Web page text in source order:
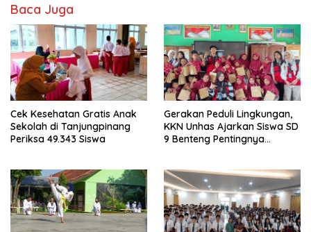
Baca Juga
Cek Kesehatan Gratis Anak
Sekolah di Tanjungpinang
Periksa 49.343 Siswa
Gerakan Peduli Lingkungan,
KKN Unhas Ajarkan Siswa SD
9 Benteng Pentingnya